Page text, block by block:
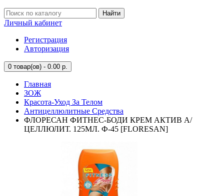
Найти
Личный кабинет
Регистрация
Авторизация
0 товар(ов) - 0.00 р.
Главная
ЗОЖ
Красота-Уход За Телом
Антицеллюлитные Средства
ФЛОРЕСАН ФИТНЕС-БОДИ КРЕМ АКТИВ А/
ЦЕЛЛЮЛИТ. 125МЛ. Ф-45 [FLORESAN]